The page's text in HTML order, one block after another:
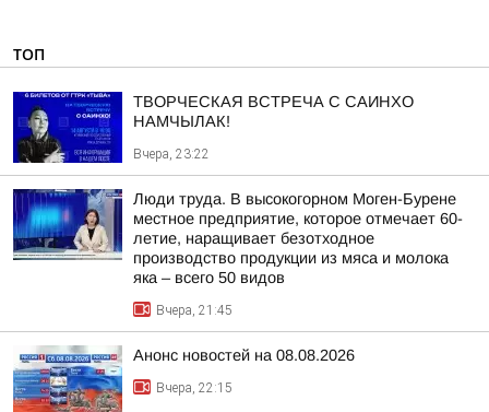
ТОП
ТВОРЧЕСКАЯ ВСТРЕЧА С САИНХО
НАМЧЫЛАК!
Вчера, 23:22
Люди труда. В высокогорном Моген-Бурене
местное предприятие, которое отмечает 60-
летие, наращивает безотходное
производство продукции из мяса и молока
яка – всего 50 видов
Вчера, 21:45
Анонс новостей на 08.08.2026
Вчера, 22:15